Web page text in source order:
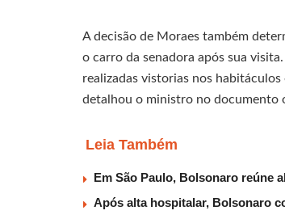
A decisão de Moraes também
o carro da senadora após sua
realizadas vistorias nos
detalhou o ministro no documento
Leia Também
Em São Paulo, Bolsonaro reúne
Após alta hospitalar, Bolsonaro